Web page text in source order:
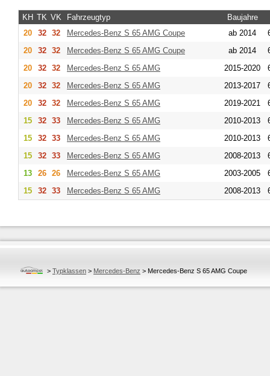
KH TK VK Fahrzeugtyp Baujahre
20
32 32 Mercedes-Benz S 65 AMG Coupe ab 2014
20
32 32 Mercedes-Benz S 65 AMG Coupe ab 2014
20
32 32 Mercedes-Benz S 65 AMG 2015-2020
20
32 32 Mercedes-Benz S 65 AMG 2013-2017
20
32 32 Mercedes-Benz S 65 AMG 2019-2021
15
32 33 Mercedes-Benz S 65 AMG 2010-2013
15
32 33 Mercedes-Benz S 65 AMG 2010-2013
15
32 33 Mercedes-Benz S 65 AMG 2008-2013
13
26 26 Mercedes-Benz S 65 AMG 2003-2005
15
32 33 Mercedes-Benz S 65 AMG 2008-2013
> Typklassen > Mercedes-Benz > Mercedes-Benz S 65 AMG Coupe